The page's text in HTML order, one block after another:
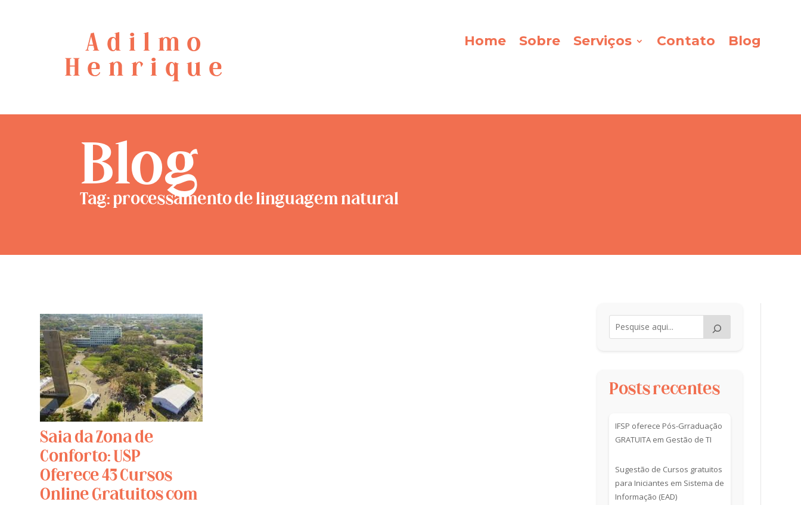
Adilmo
Henrique
Home Sobre Serviços Contato Blog
Blog
Tag: processamento de linguagem natural
Saia da Zona de
Conforto: USP
Oferece 43 Cursos
Online Gratuitos com
Posts recentes
IFSP oferece Pós-Grraduação
GRATUITA em Gestão de TI
Sugestão de Cursos gratuitos
para Iniciantes em Sistema de
Informação (EAD)